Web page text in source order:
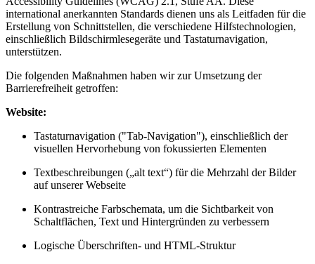
international anerkannten Standards dienen uns als Leitfaden für die
Erstellung von Schnittstellen, die verschiedene Hilfstechnologien,
einschließlich Bildschirmlesegeräte und Tastaturnavigation,
unterstützen.
Die folgenden Maßnahmen haben wir zur Umsetzung der
Barrierefreiheit getroffen:
Website:
Tastaturnavigation ("Tab-Navigation"), einschließlich der
visuellen Hervorhebung von fokussierten Elementen
Textbeschreibungen („alt text“) für die Mehrzahl der Bilder
auf unserer Webseite
Kontrastreiche Farbschemata, um die Sichtbarkeit von
Schaltflächen, Text und Hintergründen zu verbessern
Logische Überschriften- und HTML-Struktur